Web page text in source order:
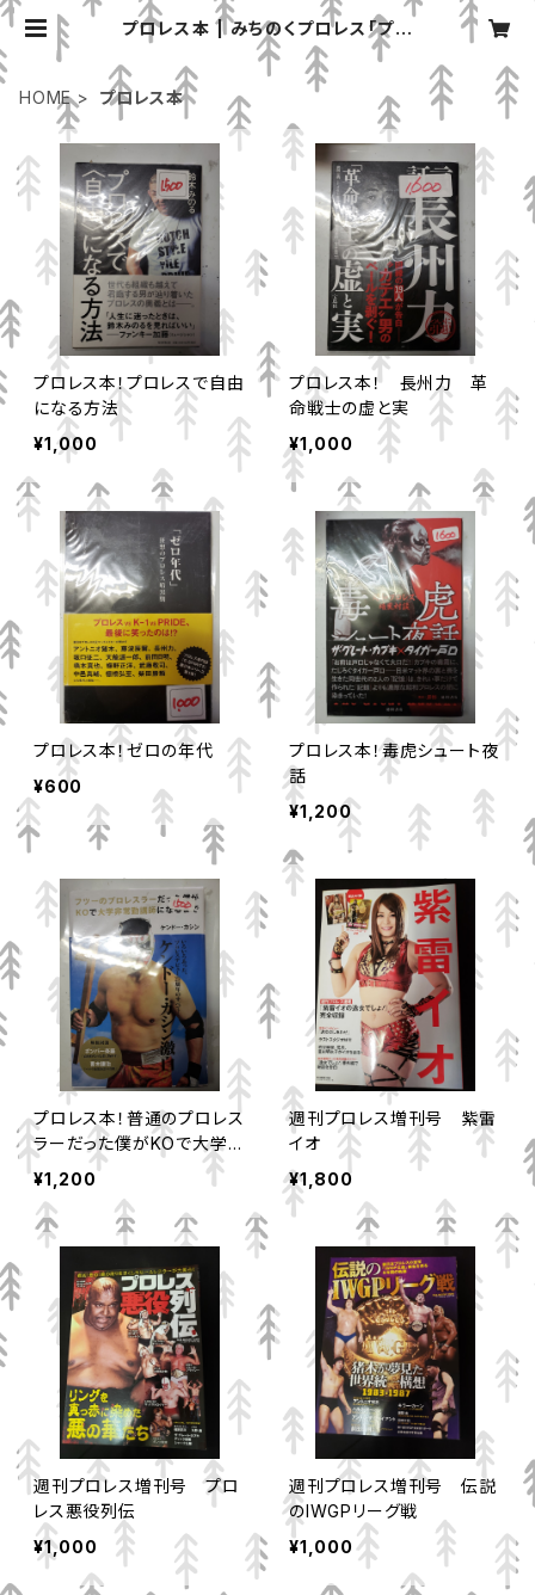
プロレス本 | みちのくプロレス「プロ
レスグッズ屋」オンラインショップ
HOME プロレス本
プロレス本！プロレスで自由
になる方法
¥1,000
プロレス本！ 長州力 革
命戦士の虚と実
¥1,000
プロレス本！ゼロの年代
¥600
プロレス本！毒虎シュート夜
話
¥1,200
プロレス本！普通のプロレス
ラーだった僕がKOで大学非
常勤講師になるまで
¥1,200
週刊プロレス増刊号 紫雷
イオ
¥1,800
週刊プロレス増刊号 プロ
レス悪役列伝
¥1,000
週刊プロレス増刊号 伝説
のIWGPリーグ戦
¥1,000